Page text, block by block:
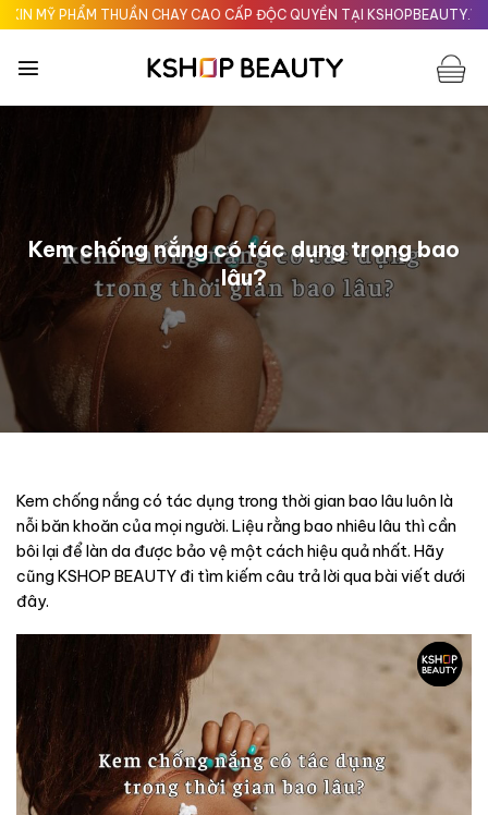
Chuyển
đến
nội
THUẦN CHAY CAO CẤP ĐỘC QUYỀN TẠI KSHOPBEAUTY.VN Giao
Kem chống nắng có tác dụng trong bao
lâu?
Kem chống nắng có tác dụng trong thời gian bao lâu luôn là
nỗi băn khoăn của mọi người. Liệu rằng bao nhiêu lâu thì cần
bôi lại để làn da được bảo vệ một cách hiệu quả nhất. Hãy
cũng KSHOP BEAUTY đi tìm kiếm câu trả lời qua bài viết dưới
đây.